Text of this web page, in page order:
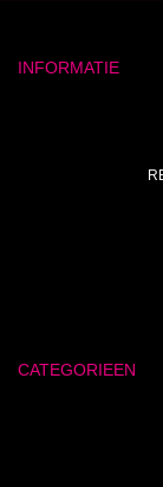
INFORMATIE
CATEGORIEEN